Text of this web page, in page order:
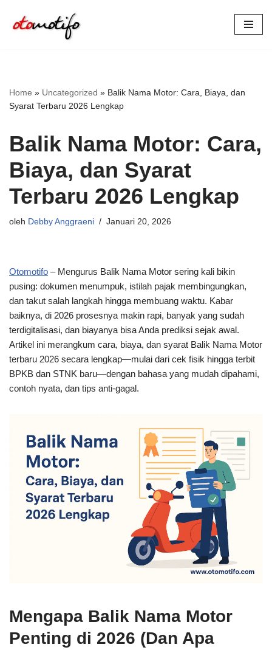
Lompat
Home » Uncategorized » Balik Nama Motor: Cara, Biaya, dan
Syarat Terbaru 2026 Lengkap
Balik Nama Motor: Cara,
Biaya, dan Syarat
Terbaru 2026 Lengkap
oleh Debby Anggraeni Januari 20, 2026
Otomotifo – Mengurus Balik Nama Motor sering kali bikin
pusing: dokumen menumpuk, istilah pajak membingungkan,
dan takut salah langkah hingga membuang waktu. Kabar
baiknya, di 2026 prosesnya makin rapi, banyak yang sudah
terdigitalisasi, dan biayanya bisa Anda prediksi sejak awal.
Artikel ini merangkum cara, biaya, dan syarat Balik Nama Motor
terbaru 2026 secara lengkap—mulai dari cek fisik hingga terbit
BPKB dan STNK baru—dengan bahasa yang mudah dipahami,
contoh nyata, dan tips anti-gagal.
Mengapa Balik Nama Motor
Penting di 2026 (Dan Apa